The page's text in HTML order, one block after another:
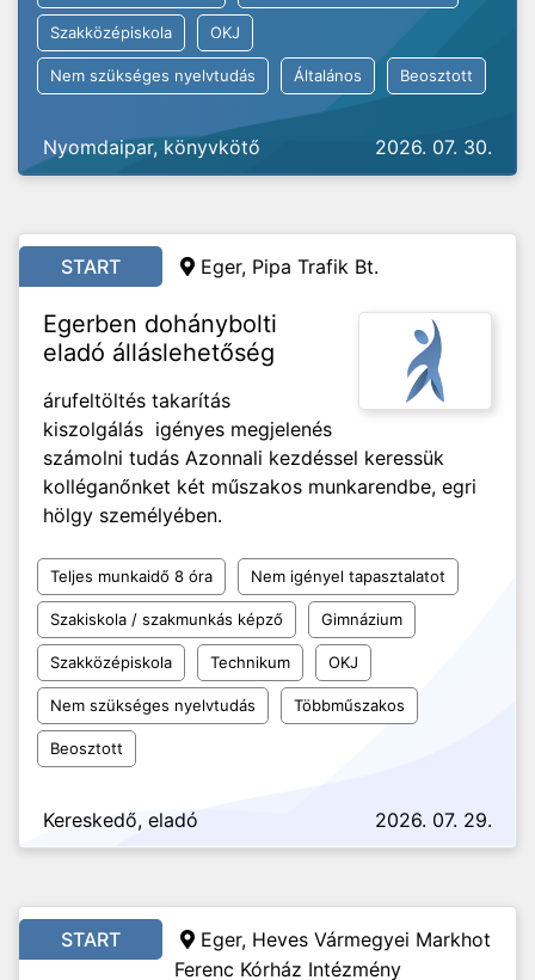
Szakközépiskola OKJ
Nem szükséges nyelvtudás Általános Beosztott
Nyomdaipar, könyvkötő 2026. 07. 30.
START Eger, Pipa Trafik Bt.
Egerben dohánybolti
eladó álláslehetőség
árufeltöltés takarítás
kiszolgálás igényes megjelenés
számolni tudás Azonnali kezdéssel keressük
kolléganőnket két műszakos munkarendbe, egri
hölgy személyében.
Teljes munkaidő 8 óra Nem igényel tapasztalatot
Szakiskola / szakmunkás képző Gimnázium
Szakközépiskola Technikum OKJ
Nem szükséges nyelvtudás Többműszakos
Beosztott
Kereskedő, eladó 2026. 07. 29.
START
Eger, Heves Vármegyei Markhot
Ferenc Kórház Intézmény